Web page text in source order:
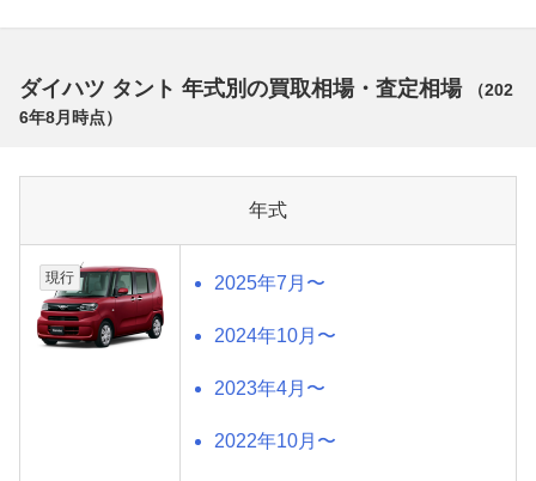
ダイハツ タント 年式別の買取相場・査定相場 （202
6年8月 時点）
年式
現行 2025年7月〜
2024年10月〜
2023年4月〜
2022年10月〜